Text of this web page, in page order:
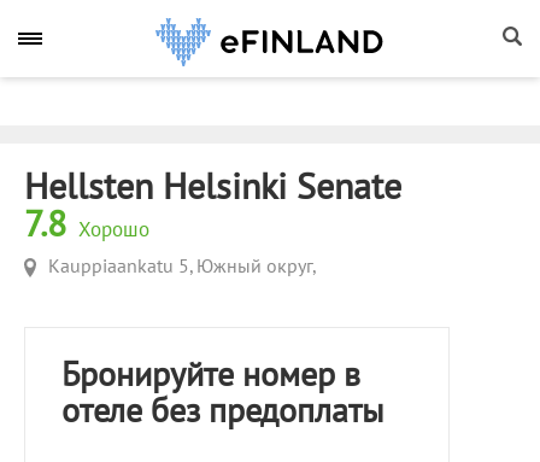
Hellsten Helsinki Senate
7.8 Хорошо
Kauppiaankatu 5, Южный округ,
Бронируйте номер в
отеле без предоплаты